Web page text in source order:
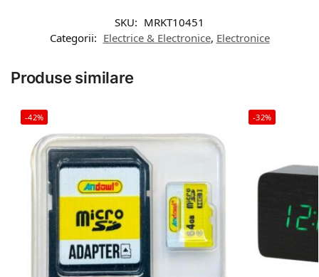
SKU: MRKT10451
Categorii: Electrice & Electronice, Electronice
Produse similare
-42% -32%